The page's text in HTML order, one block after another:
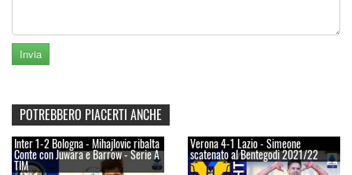
POTREBBERO PIACERTI ANCHE
Inter 1-2 Bologna - Mihajlovic ribalta
Conte con Juwara e Barrow - Serie A
TIM
Verona 4-1 Lazio - Simeone
scatenato al Bentegodi 2021/22